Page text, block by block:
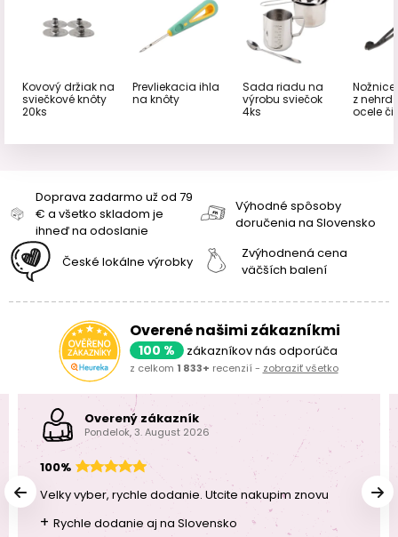
Kovový držiak na
sviečkové knôty
20ks
Prevliekacia ihla
na knôty
Sada riadu na
výrobu sviečok
4ks
z
ocele
Doprava zadarmo už od 79
€ a všetko skladom je
ihneď na odoslanie
Výhodné spôsoby
doručenia na Slovensko
České lokálne výrobky
Zvýhodnená cena
väčších balení
Overené našimi zákazníkmi
100 % zákazníkov nás odporúča
z celkom 1 833+ recenzií - zobraziť všetko
Overený zákazník
Pondelok, 3. August 2026
100%
Velky vyber, rychle dodanie. Utcite nakupim znovu
+ Rychle dodanie aj na Slovensko